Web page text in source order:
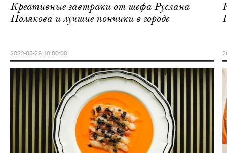
Креативные завтраки от шефа Руслана
Полякова и лучшие пончики в городе
2022-03-28 10:00:00